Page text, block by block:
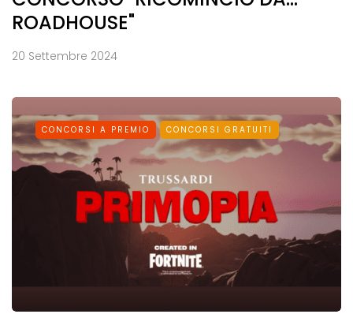
ROADHOUSE"
20 Settembre 2024
CONCORSI A PREMIO CONCORSI GRATUITI